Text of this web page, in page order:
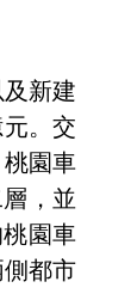
新建
。交
園車
，並
園車
都市